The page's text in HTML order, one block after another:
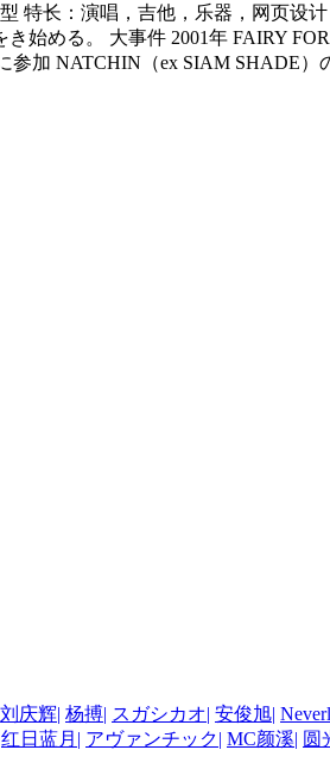
特长：演唱，吉他，乐器，网页
始める。 大事件 2001年 FAIRY
加 NATCHIN（ex SIAM SHADE
刘庆辉| 杨搏| スガシカオ| 安俊旭|
红日蓝月 | アヴァンチック| MC颜溪| 圆